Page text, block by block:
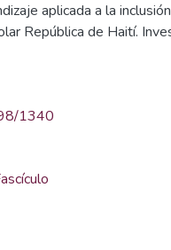
aplicada a la
República de Haití.
1340